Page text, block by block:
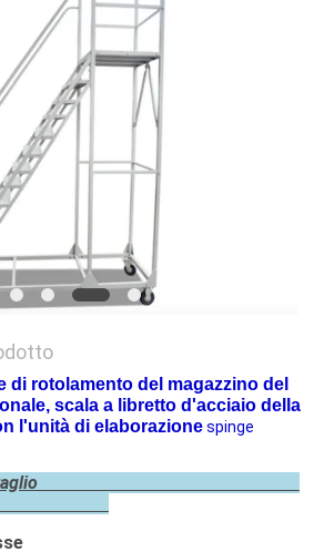
di rotolamento del magazzino del
scala a libretto d'acciaio della
l'unità di elaborazionespinge
del dettaglio